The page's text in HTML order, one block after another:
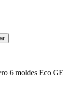
6 moldes Eco GE